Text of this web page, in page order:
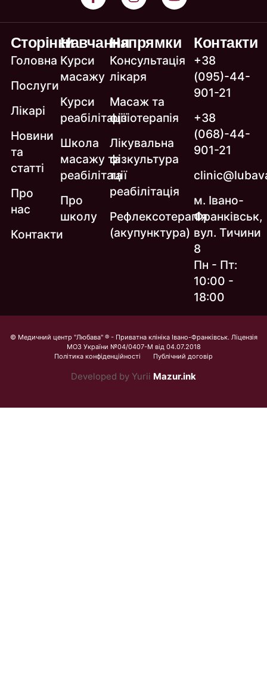
Сторінки
Головна
Послуги
Лікарі
Новини
та
статті
Про
нас
Контакти
Навчання
Курси
масажу
Курси
реабілітації
Школа
масажу та
реабілітації
Про
школу
Напрямки
Консультація
лікаря
Масаж та
фізіотерапія
Лікувальна
фізкультура
та
реабілітація
Рефлексотерапія
(акупунктура)
Контакти
+38
(095)-44-
901-21
+38
(068)-44-
901-21
м. Івано-
Франківськ,
вул. Тичини
8
Пн - Пт:
10:00 -
18:00
© Медичний центр "Любава" ® - Приватна клініка Івано-Франківськ. Ліцензія
МОЗ України №04/0407-М від 04.07.2018
Політика конфіденційності
Публічний договір
Developed by Yurii Mazur.ink